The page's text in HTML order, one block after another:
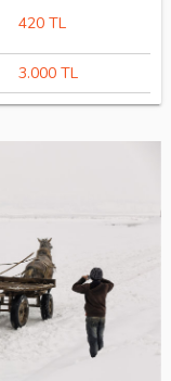
420 TL
3.000 TL